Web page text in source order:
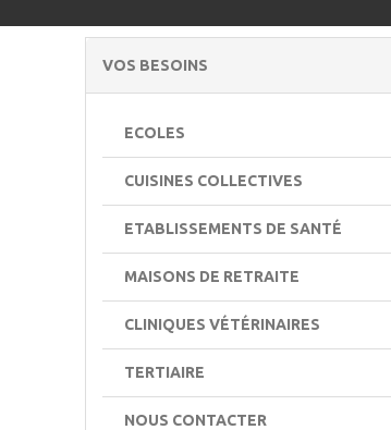
VOS BESOINS
ECOLES
CUISINES COLLECTIVES
ETABLISSEMENTS DE SANTÉ
MAISONS DE RETRAITE
CLINIQUES VÉTÉRINAIRES
TERTIAIRE
NOUS CONTACTER